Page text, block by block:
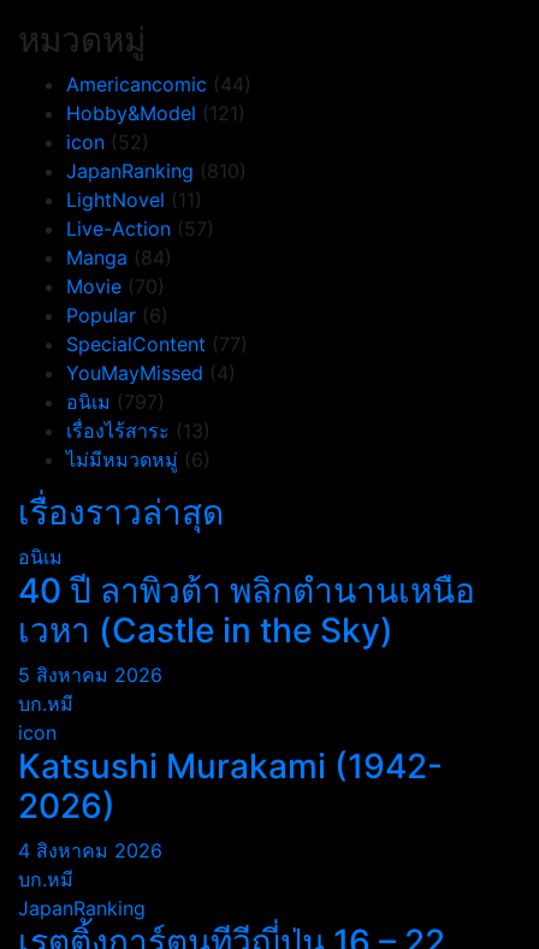
หมวดหมู่
Americancomic (44)
Hobby&Model (121)
icon (52)
JapanRanking (810)
LightNovel (11)
Live-Action (57)
Manga (84)
Movie (70)
Popular (6)
SpecialContent (77)
YouMayMissed (4)
อนิเม (797)
เรื่องไร้สาระ (13)
ไม่มีหมวดหมู่ (6)
เรื่องราวล่าสุด
อนิเม
40 ปี ลาพิวต้า พลิกตำนานเหนือ
เวหา (Castle in the Sky)
5 สิงหาคม 2026
บก.หมี
icon
Katsushi Murakami (1942-
2026)
4 สิงหาคม 2026
บก.หมี
JapanRanking